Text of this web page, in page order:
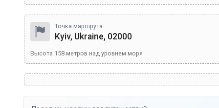
Точка маршрута
Kyiv, Ukraine, 02000
Высота 158 метров над уровнем моря